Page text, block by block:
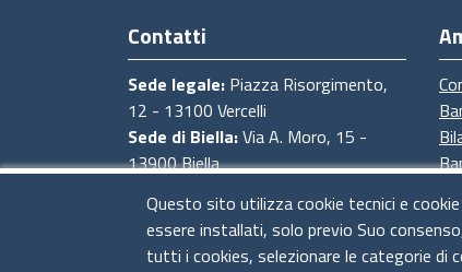
Contatti
Sede legale: Piazza Risorgimento,
12 - 13100 Vercelli
Sede di Biella:Via A. Moro, 15 -
13900 Biella
4 - 28100 Novara
Sede di Baveno:Strada Statale del
Questo sito utilizza cookie tecnici e
essere installati, solo previo Suo
tutti i cookies, selezionare le categorie di